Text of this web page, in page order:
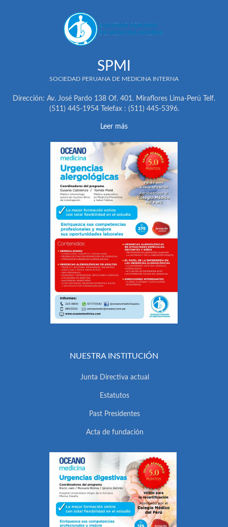
SPMI
SOCIEDAD PERUANA DE MEDICINA INTERNA
Dirección: Av. José Pardo 138 Of. 401. Miraflores Lima-Perú Telf.
(511) 445-1954 Telefax : (511) 445-5396.
Leer más
NUESTRA INSTITUCIÓN
Junta Directiva actual
Estatutos
Past Presidentes
Acta de fundación